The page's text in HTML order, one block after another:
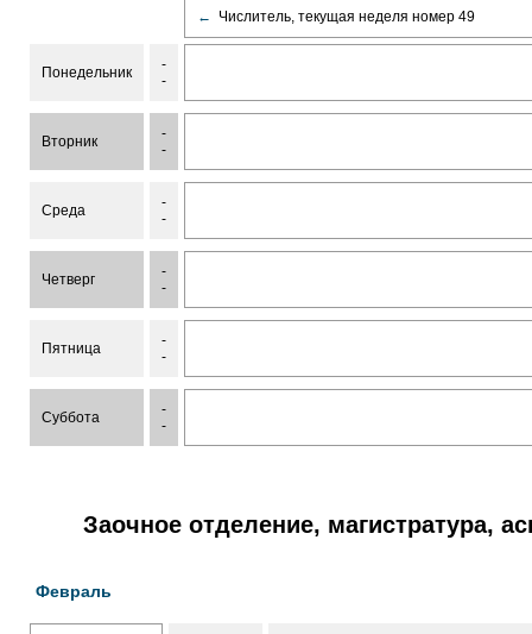
← Числитель, текущая неделя номер 49
Понедельник
-
-
Вторник
-
-
Среда
-
-
Четверг
-
-
Пятница
-
-
Суббота
-
-
Заочное отделение, магистратура,
Февраль